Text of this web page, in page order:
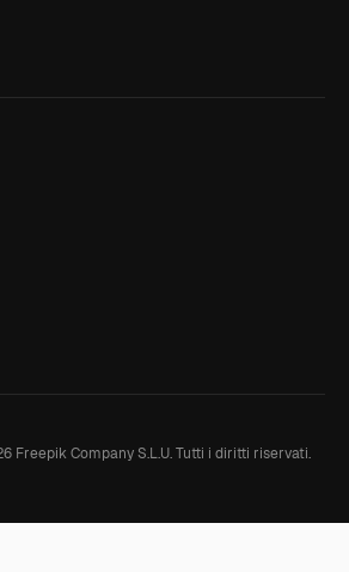
Freepik Company S.L.U. Tutti i diritti riservati.